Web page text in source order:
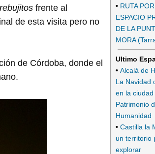
rebujitos frente al
de esta visita pero no
de Córdoba, donde el
• RUTA POR
ESPACIO
DE LA
MORA
Ultimo
• Alcalá de
La Navidad
en la ciudad
Patrimonio
Humanidad
• Castilla la
un territorio
explorar